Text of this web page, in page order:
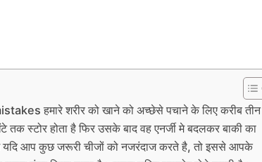
हमारे शरीर को खाने को अच्छेसे पचाने के लिए करीब तीन
स्टोर होता है फिर उसके बाद वह एनर्जी मे बदलकर बाकी का
यदि आप कुछ जरूरी चीजों को नजरंदाज करते है, तो इससे आपके